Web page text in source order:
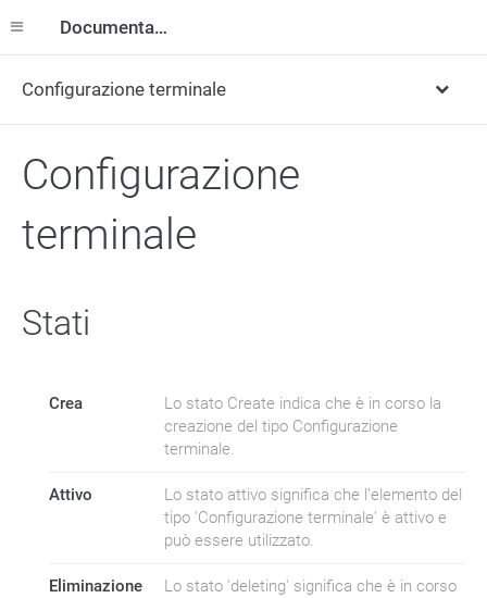
Documentazione
Configurazione terminale
Configurazione
terminale
Stati
Crea
Lo stato Create indica che è in corso la
creazione del tipo Configurazione
terminale.
Attivo
Lo stato attivo significa che l’elemento del
tipo 'Configurazione terminale' è attivo e
può essere utilizzato.
Eliminazione
Lo stato 'deleting' significa che è in corso